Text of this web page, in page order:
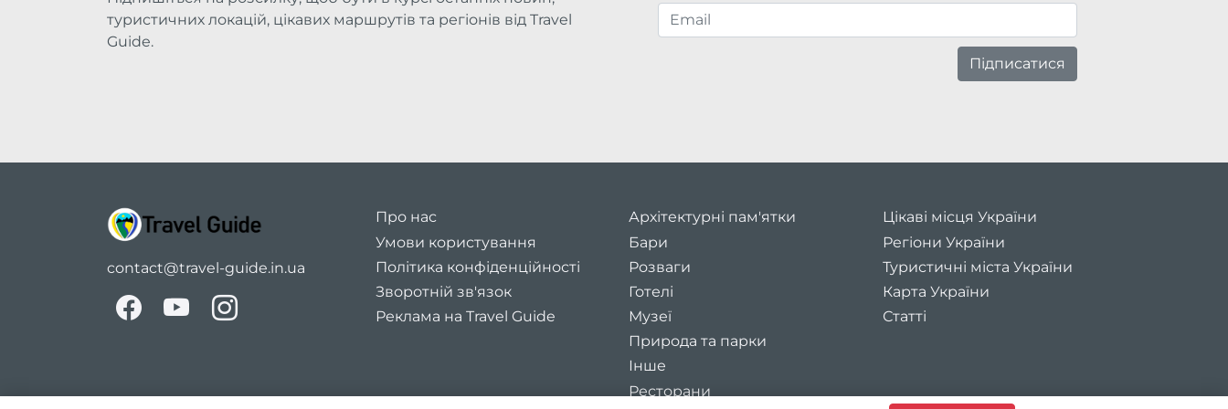
туристичних локацій, цікавих маршрутів та регіонів від Travel
Guide.
Підписатися
contact@travel-guide.in.ua
Про нас
Умови користування
Політика конфіденційності
Зворотній зв'язок
Реклама на Travel Guide
Архітектурні пам'ятки
Бари
Розваги
Готелі
Музеї
Природа та парки
Інше
Ресторани
Цікаві місця України
Регіони України
Туристичні міста України
Карта України
Статті